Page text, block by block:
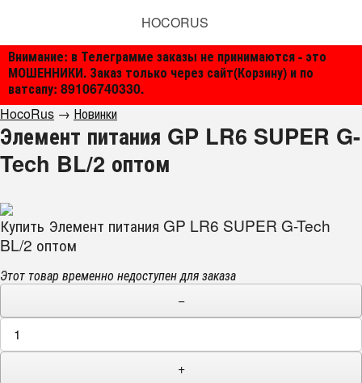
Внимание: в Телеграмме заказы не принимаются - это
МОШЕННИКИ. Заказ только через сайт(Корзину) и по
ватсапу: 89106740330.
HOCORUS
HocoRus → Новинки
Элемент питания GP LR6 SUPER G-
Tech BL/2 оптом
Купить Элемент питания GP LR6 SUPER G-Tech
BL/2 оптом
Этот товар временно недоступен для заказа
−
+